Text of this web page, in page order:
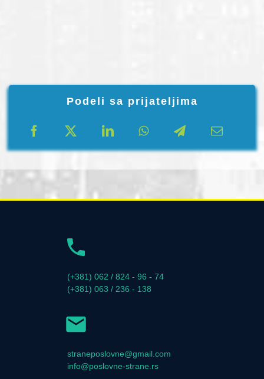
Podeli sa prijateljima
(+381) 062 / 824 - 96 - 74
(+381) 063 / 236 - 138
straneposlovne@gmail.com
info@poslovne-strane.rs